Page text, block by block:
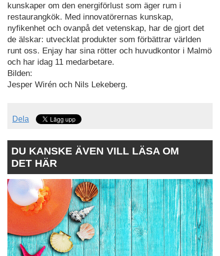
kunskaper om den energiförlust som äger rum i
restaurangkök. Med innovatörernas kunskap,
nyfikenhet och ovanpå det vetenskap, har de gjort det
de älskar: utvecklat produkter som förbättrar världen
runt oss. Enjay har sina rötter och huvudkontor i Malmö
och har idag 11 medarbetare.
Bilden:
Jesper Wirén och Nils Lekeberg.
Dela
DU KANSKE ÄVEN VILL LÄSA OM
DET HÄR